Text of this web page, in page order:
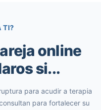
TI?
online
si...
para acudir a terapia
para fortalecer su